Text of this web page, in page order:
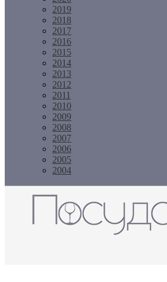
2019
2018
2017
2016
2015
2014
2013
2012
2011
2010
2009
2008
2007
2006
2005
2004